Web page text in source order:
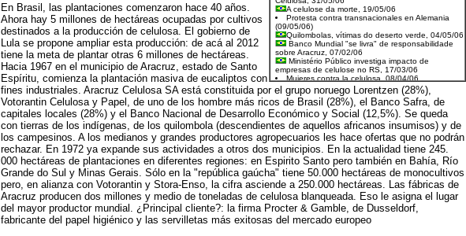
En Brasil, las plantaciones comenzaron hace 40 años.
Ahora hay 5 millones de hectáreas ocupadas por cultivos
destinados a la producción de celulosa. El gobierno de
Lula se propone ampliar esta producción: de acá al 2012
tiene la meta de plantar otras 6 millones de hectáreas.
Hacia 1967 en el municipio de Aracruz, estado de Santo
Espíritu, comienza la plantación masiva de eucaliptos con
fines industriales. Aracruz Celulosa SA está constituida por el grupo noruego Lorentzen (28%),
Votorantin Celulosa y Papel, de uno de los hombre más ricos de Brasil (28%), el Banco Safra, de
capitales locales (28%) y el Banco Nacional de Desarrollo Económico y Social (12,5%). Se queda
con tierras de los indígenas, de los quilombola (descendientes de aquellos africanos insumisos) y de
los campesinos. A los medianos y grandes productores agropecuarios les hace ofertas que no podrán
rechazar. En 1972 ya expande sus actividades a otros dos municipios. En la actualidad tiene 245.
000 hectáreas de plantaciones en diferentes regiones: en Espirito Santo pero también en Bahía, Río
Grande do Sul y Minas Gerais. Sólo en la "república gaúcha" tiene 50.000 hectáreas de monocultivos
pero, en alianza con Votorantin y Stora-Enso, la cifra asciende a 250.000 hectáreas. Las fábricas de
Aracruz producen dos millones y medio de toneladas de celulosa blanqueada. Eso le asigna el lugar
del mayor productor mundial. ¿Principal cliente?: la firma Procter & Gamble, de Dusseldorf,
fabricante del papel higiénico y las servilletas más exitosas del mercado europeo